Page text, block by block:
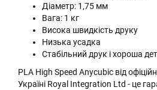
Діаметр: 1,75 мм
Вага: 1 кг
Висока швидкість друку
Низька усадка
Стабільний друк і хороша
PLA High Speed Anycubic від
Україні Royal Integration Ltd - це